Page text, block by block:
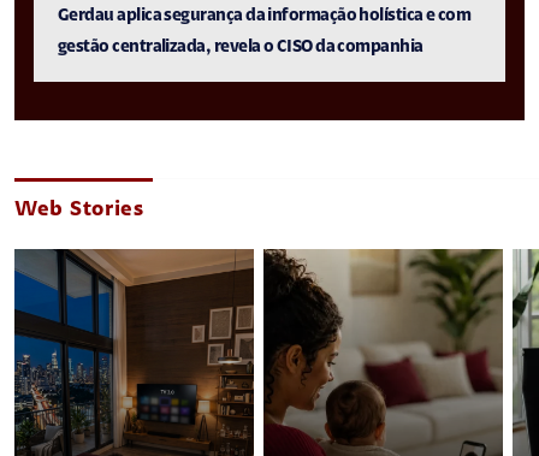
Gerdau aplica segurança da informação holística e com
gestão centralizada, revela o CISO da companhia
Web Stories